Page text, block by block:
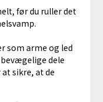
før du ruller det
som arme og led
dele
sikre, at de